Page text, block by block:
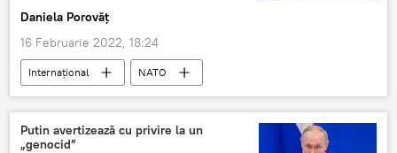
Daniela Porovăț
16 Februarie 2022, 18:24
Internaţional
NATO
Jens Stoltenberg
Trupe România
Putin avertizează cu privire la un
„genocid”